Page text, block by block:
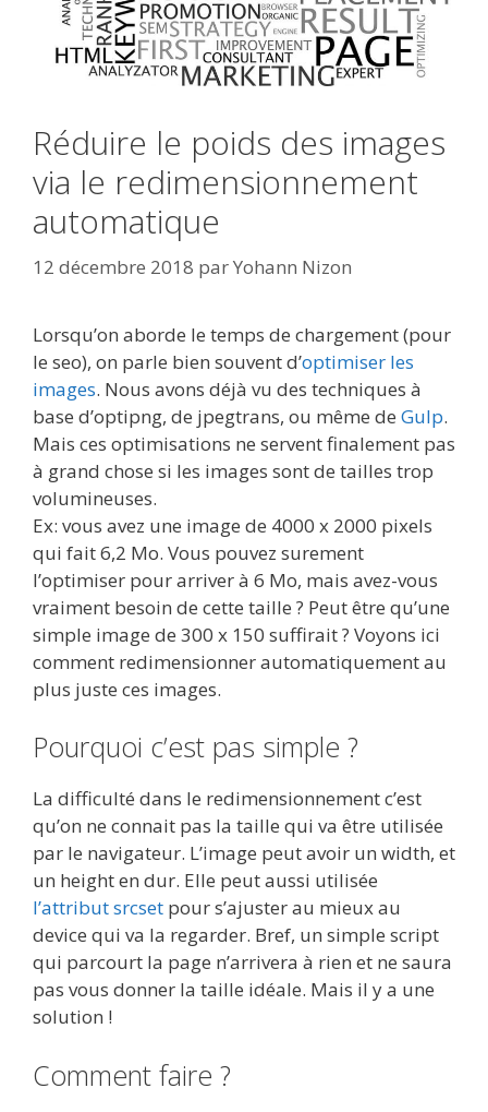
Réduire le poids des images
via le redimensionnement
automatique
12 décembre 2018 parYohann Nizon
Lorsqu’on aborde le temps de chargement (pour
le seo), on parle bien souvent d’optimiser les
images. Nous avons déjà vu des techniques à
base d’optipng, de jpegtrans, ou même de Gulp.
Mais ces optimisations ne servent finalement pas
à grand chose si les images sont de tailles trop
volumineuses.
Ex: vous avez une image de 4000 x 2000 pixels
qui fait 6,2 Mo. Vous pouvez surement
l’optimiser pour arriver à 6 Mo, mais avez-vous
vraiment besoin de cette taille ? Peut être qu’une
simple image de 300 x 150 suffirait ? Voyons ici
comment redimensionner automatiquement au
plus juste ces images.
Pourquoi c’est pas simple ?
La difficulté dans le redimensionnement c’est
qu’on ne connait pas la taille qui va être utilisée
par le navigateur. L’image peut avoir un width, et
un height en dur. Elle peut aussi utilisée
l’attribut srcset pour s’ajuster au mieux au
device qui va la regarder. Bref, un simple script
qui parcourt la page n’arrivera à rien et ne saura
pas vous donner la taille idéale. Mais il y a une
solution !
Comment faire ?